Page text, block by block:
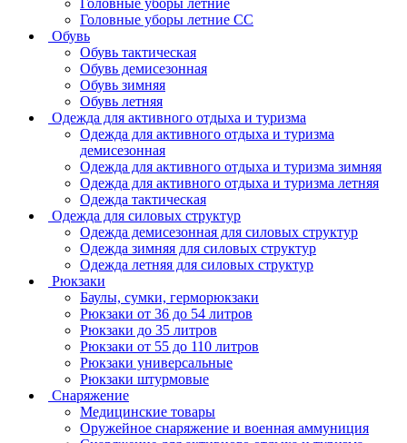
Головные уборы летние
Головные уборы летние СС
Обувь
Обувь тактическая
Обувь демисезонная
Обувь зимняя
Обувь летняя
Одежда для активного отдыха и туризма
Одежда для активного отдыха и туризма
демисезонная
Одежда для активного отдыха и туризма зимняя
Одежда для активного отдыха и туризма летняя
Одежда тактическая
Одежда для силовых структур
Одежда демисезонная для силовых структур
Одежда зимняя для силовых структур
Одежда летняя для силовых структур
Рюкзаки
Баулы, сумки, герморюкзаки
Рюкзаки от 36 до 54 литров
Рюкзаки до 35 литров
Рюкзаки от 55 до 110 литров
Рюкзаки универсальные
Рюкзаки штурмовые
Снаряжение
Медицинские товары
Оружейное снаряжение и военная аммуниция